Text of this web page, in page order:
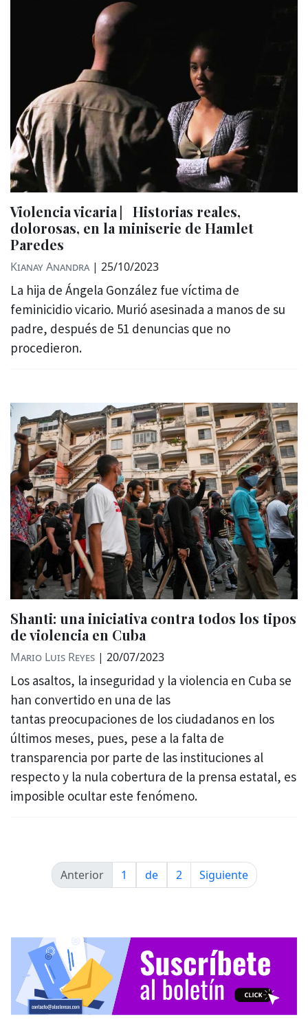
Violencia vicaria ⎸Historias reales,
dolorosas, en la miniserie de Hamlet
Paredes
Kianay Anandra | 25/10/2023
La hija de Ángela González fue víctima de
feminicidio vicario. Murió asesinada a manos de su
padre, después de 51 denuncias que no
procedieron.
Shanti: una iniciativa contra todos los tipos
de violencia en Cuba
Mario Luis Reyes | 20/07/2023
Los asaltos, la inseguridad y la violencia en Cuba se
han convertido en una de las
tantas preocupaciones de los ciudadanos en los
últimos meses, pues, pese a la falta de
transparencia por parte de las instituciones al
respecto y la nula cobertura de la prensa estatal, es
imposible ocultar este fenómeno.
Anterior 1 de 2 Siguiente